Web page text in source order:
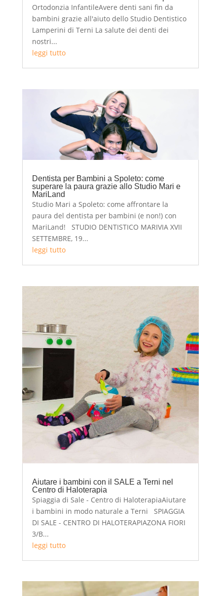
Ortodonzia InfantileAvere denti sani fin da
bambini grazie all'aiuto dello Studio Dentistico
Lamperini di Terni La salute dei denti dei
nostri...
leggi tutto
Dentista per Bambini a Spoleto: come
superare la paura grazie allo Studio Mari e
MariLand
Studio Mari a Spoleto: come affrontare la
paura del dentista per bambini (e non!) con
MariLand! STUDIO DENTISTICO MARIVIA XVII
SETTEMBRE, 19...
leggi tutto
Aiutare i bambini con il SALE a Terni nel
Centro di Haloterapia
Spiaggia di Sale - Centro di HaloterapiaAiutare
i bambini in modo naturale a Terni SPIAGGIA
DI SALE - CENTRO DI HALOTERAPIAZONA FIORI
3/B...
leggi tutto